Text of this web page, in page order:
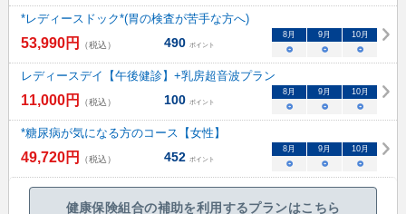
*レディースドック*(胃の検査が苦手な方へ)
53,990円 （税込） 490 ポイント
8月 9月 10月
○ ○ ○
レディースデイ【午後健診】+乳房超音波プラン
11,000円 （税込） 100 ポイント
8月 9月 10月
○ ○ ○
*糖尿病が気になる方のコース【女性】
49,720円 （税込） 452 ポイント
8月 9月 10月
○ ○ ○
健康保険組合の補助を利用するプランはこちら